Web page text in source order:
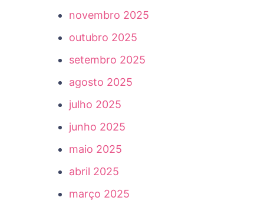
novembro 2025
outubro 2025
setembro 2025
agosto 2025
julho 2025
junho 2025
maio 2025
abril 2025
março 2025